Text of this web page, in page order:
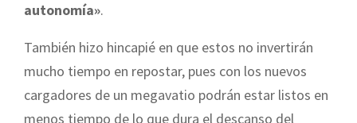
autonomía».
También hizo hincapié en que estos no invertirán
mucho tiempo en repostar, pues con los nuevos
cargadores de un megavatio podrán estar listos en
menos tiempo de lo que dura el descanso del